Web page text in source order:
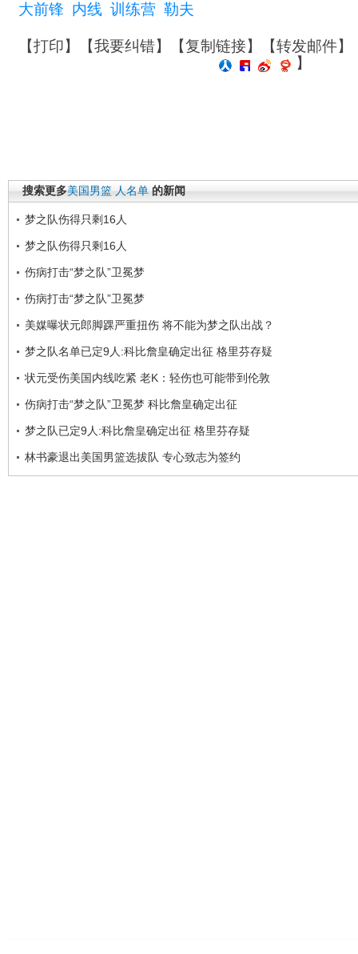
大前锋 内线 训练营 勒夫
【打印】【我要纠错】【复制链接】【转发邮件】
】
搜索更多美国男篮 人名单 的新闻
梦之队伤得只剩16人
梦之队伤得只剩16人
伤病打击“梦之队”卫冕梦
伤病打击“梦之队”卫冕梦
美媒曝状元郎脚踝严重扭伤 将不能为梦之队出战？
梦之队名单已定9人:科比詹皇确定出征 格里芬存疑
状元受伤美国内线吃紧 老K：轻伤也可能带到伦敦
伤病打击“梦之队”卫冕梦 科比詹皇确定出征
梦之队已定9人:科比詹皇确定出征 格里芬存疑
林书豪退出美国男篮选拔队 专心致志为签约